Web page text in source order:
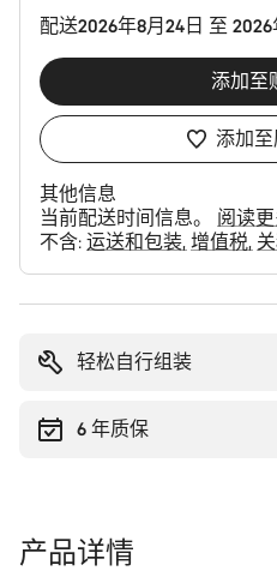
配送2026年8月24日 至
添加至
添加
其他信息
当前配送时间信息。 阅读
不含: 运送和包装 增值税
轻松自行组装
6 年质保
产品详情